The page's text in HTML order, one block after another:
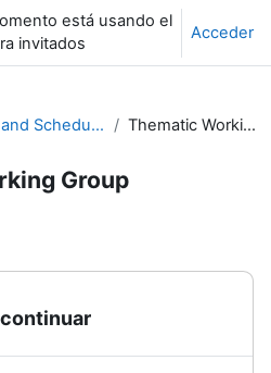
está usando el
invitados
Acceder
SYMET-14 Agenda and Schedule Details (22 to 25 November 2021) Thematic Working Group Discussions
Group